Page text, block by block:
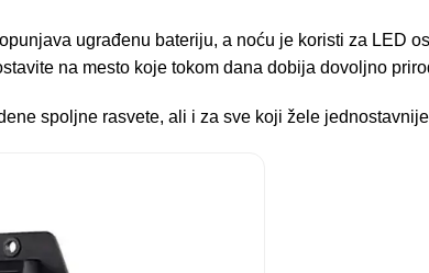
ugrađenu bateriju, a noću je koristi za LED
na mesto koje tokom dana dobija dovoljno
spoljne rasvete, ali i za sve koji žele